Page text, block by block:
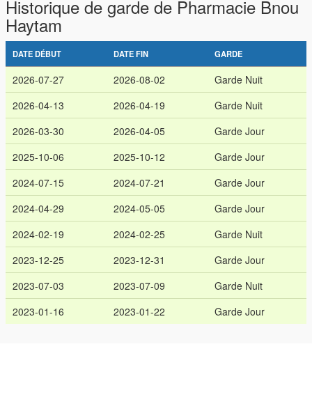
Historique de garde de Pharmacie Bnou
Haytam
DATE DÉBUT DATE FIN GARDE
2026-07-27 2026-08-02
Garde Nuit
2026-04-13
2026-04-19
Garde Nuit
2026-03-30
2026-04-05
Garde Jour
2025-10-06
2025-10-12
Garde Jour
2024-07-15
2024-07-21
Garde Jour
2024-04-29
2024-05-05
Garde Jour
2024-02-19
2024-02-25
Garde Nuit
2023-12-25
2023-12-31
Garde Jour
2023-07-03
2023-07-09
Garde Nuit
2023-01-16
2023-01-22 Garde Jour